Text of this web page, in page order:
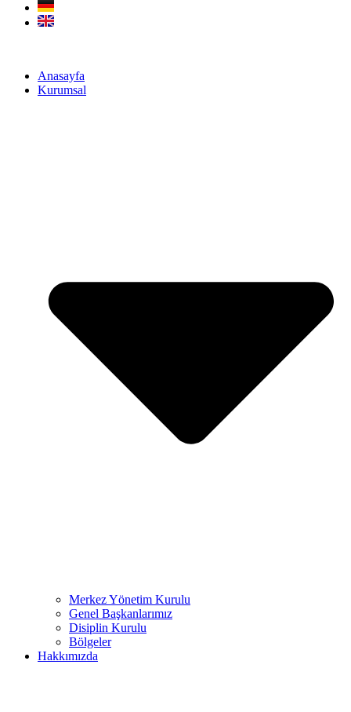
Anasayfa
Kurumsal
Merkez Yönetim Kurulu
Genel Başkanlarımız
Disiplin Kurulu
Bölgeler
Hakkımızda